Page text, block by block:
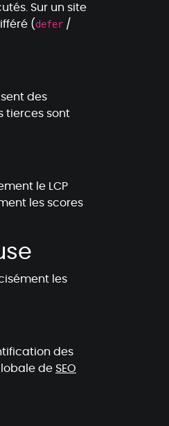
Sur un site
( defer /
des
tierces sont
le LCP
les scores
les
des
de SEO